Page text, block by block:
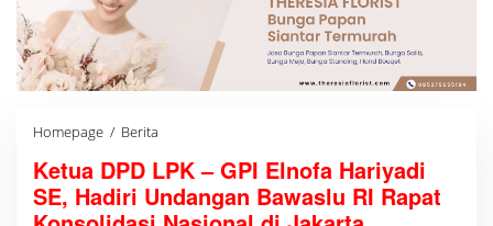
Homepage / Berita
u
a
D
Ketua DPD LPK – GPI Elnofa Hariyadi
SE, Hadiri Undangan Bawaslu RI Rapat